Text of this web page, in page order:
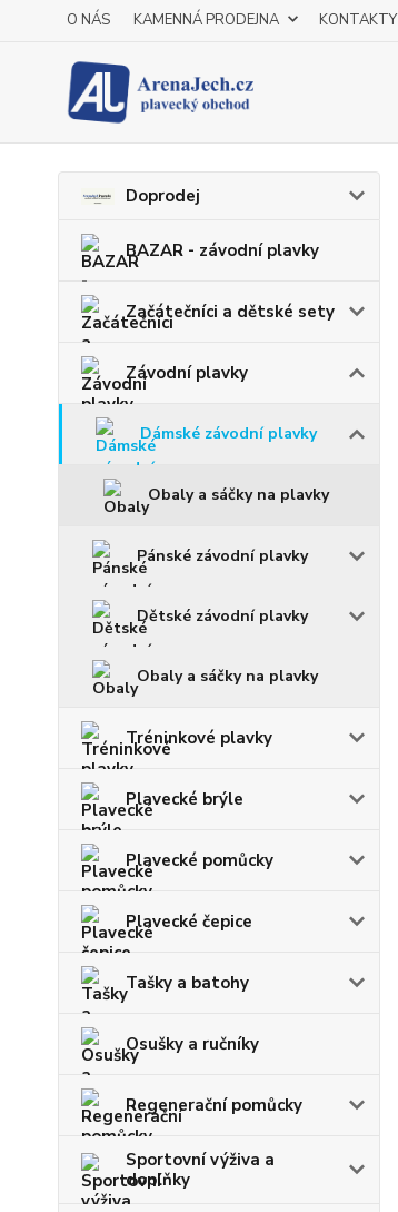
O NÁS KAMENNÁ PRODEJNA KONTAKTY
Doprodej
BAZAR - závodní plavky
Začátečníci a dětské sety
Závodní plavky
Dámské závodní plavky
Obaly a sáčky na plavky
Pánské závodní plavky
Dětské závodní plavky
Obaly a sáčky na plavky
Tréninkové plavky
Plavecké brýle
Plavecké pomůcky
Plavecké čepice
Tašky a batohy
Osušky a ručníky
Regenerační pomůcky
Sportovní výživa a
doplňky